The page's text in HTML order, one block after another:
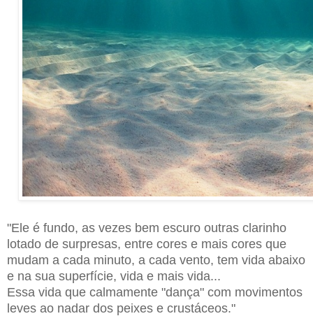
"Ele é fundo, as vezes bem escuro outras clarinho
lotado de surpresas, entre cores e mais cores que
mudam a cada minuto, a cada vento, tem vida abaixo
e na sua superfície, vida e mais vida...
Essa vida que calmamente "dança" com movimentos
leves ao nadar dos peixes e crustáceos."